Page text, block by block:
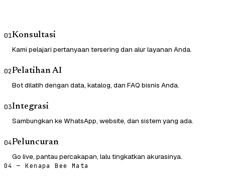
01Konsultasi
Kami pelajari pertanyaan tersering dan alur layanan Anda.
02Pelatihan AI
Bot dilatih dengan data, katalog, dan FAQ bisnis Anda.
03Integrasi
Sambungkan ke WhatsApp, website, dan sistem yang ada.
04Peluncuran
Go live, pantau percakapan, lalu tingkatkan akurasinya.
04 — Kenapa Bee Mata